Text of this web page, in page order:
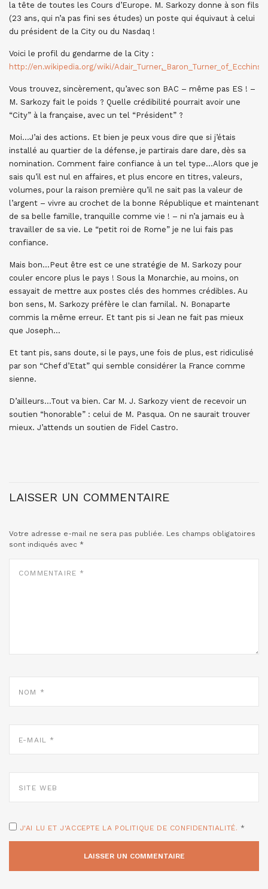
la tête de toutes les Cours d’Europe. M. Sarkozy donne à son fils
(23 ans, qui n’a pas fini ses études) un poste qui équivaut à celui
du président de la City ou du Nasdaq !
Voici le profil du gendarme de la City :
http://en.wikipedia.org/wiki/
Vous trouvez, sincèrement, qu’avec son BAC – même pas ES ! –
M. Sarkozy fait le poids ? Quelle crédibilité pourrait avoir une
“City” à la française, avec un tel “Président” ?
Moi…J’ai des actions. Et bien je peux vous dire que si j’étais
installé au quartier de la défense, je partirais dare dare, dès sa
nomination. Comment faire confiance à un tel type…Alors que je
sais qu’il est nul en affaires, et plus encore en titres, valeurs,
volumes, pour la raison première qu’il ne sait pas la valeur de
l’argent – vivre au crochet de la bonne République et maintenant
de sa belle famille, tranquille comme vie ! – ni n’a jamais eu à
travailler de sa vie. Le “petit roi de Rome” je ne lui fais pas
confiance.
Mais bon…Peut être est ce une stratégie de M. Sarkozy pour
couler encore plus le pays ! Sous la Monarchie, au moins, on
essayait de mettre aux postes clés des hommes crédibles. Au
bon sens, M. Sarkozy préfère le clan familal. N. Bonaparte
commis la même erreur. Et tant pis si Jean ne fait pas mieux
que Joseph…
Et tant pis, sans doute, si le pays, une fois de plus, est ridiculisé
par son “Chef d’Etat” qui semble considérer la France comme
sienne.
D’ailleurs…Tout va bien. Car M. J. Sarkozy vient de recevoir un
soutien “honorable” : celui de M. Pasqua. On ne saurait trouver
mieux. J’attends un soutien de Fidel Castro.
LAISSER UN COMMENTAIRE
Votre adresse e-mail ne sera pas publiée. Les champs obligatoires
sont indiqués avec *
MAIL
WEB
J'AI LU ET J'ACCEPTE LA POLITIQUE DE CONFIDENTIALITÉ. *